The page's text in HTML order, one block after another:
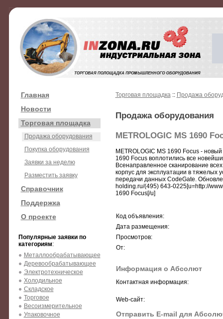
Главная
Новости
Торговая площадка
Продажа оборудования
Покупка оборудования
Заявки за неделю
Разместить заявку
Справочник
Поддержка
О проекте
Популярные заявки по
категориям:
Металлообрабатывающее
Деревообрабатывающее
Электротехническое
Холодильное
Складское
Торговое
Весоизмерительное
Упаковочное
Торговая площадка:: Продажа
Продажа оборудования
METROLOGIC MS 1690
METROLOGIC MS 1690 Focus -
1690 Focus воплотились все
Всенаправленное сканирование
корпус для эксплуатации в тяжелых
передачи данных CodeGate.
holding.ru/(495) 643-0225[u=http://
1690 Focus[/u]
Код объявления:
Дата размещения:
Просмотров:
От:
Информация о Абсолют
Контактная информация:
Web-сайт:
Отправить E-mail для